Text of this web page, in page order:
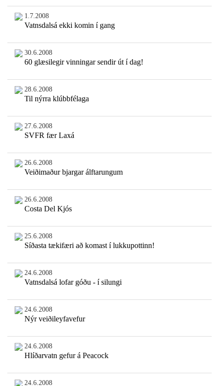
1.7.2008
Vatnsdalsá ekki komin í gang
30.6.2008
60 glæsilegir vinningar sendir út í dag!
28.6.2008
Til nýrra klúbbfélaga
27.6.2008
SVFR fær Laxá
26.6.2008
Veiðimaður bjargar álftarungum
26.6.2008
Costa Del Kjós
25.6.2008
Síðasta tækifæri að komast í lukkupottinn!
24.6.2008
Vatnsdalsá lofar góðu - í silungi
24.6.2008
Nýr veiðileyfavefur
24.6.2008
Hlíðarvatn gefur á Peacock
24.6.2008